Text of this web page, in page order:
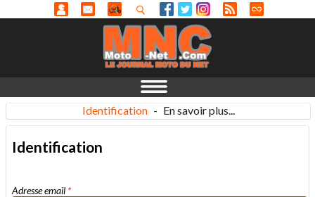
Identification - En savoir plus...
Identification
Adresse email *